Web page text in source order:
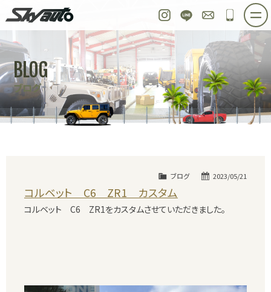
Instagram
LINE お問い合わせ
048-
ホーム 在庫車情報 ご購入プラン
整備作業実例 パーツ販売 買取＆オーダー
店舗紹介 工場紹介 会社概要
スタッフ紹介 求人情報 公式ブログ
BLOG
ブログ
2023/05/21
ブログ
コルベット C6 ZR1 カスタム
コルベット C6 ZR1をカスタムさせていただきました。